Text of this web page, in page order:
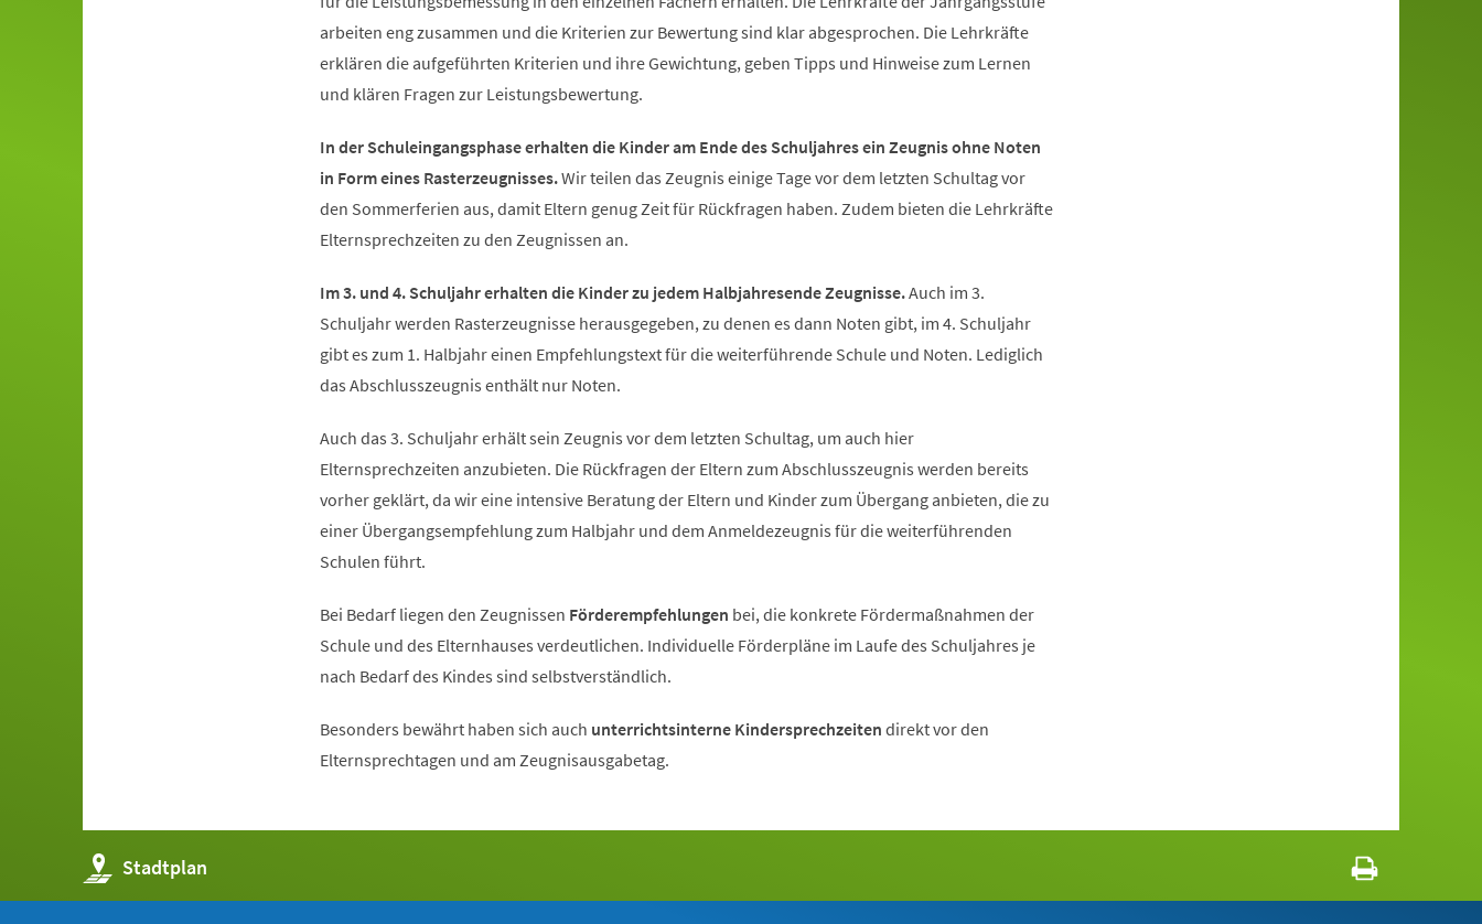
arbeiten eng zusammen und die Kriterien zur Bewertung sind klar abgesprochen. Die Lehrkräfte
erklären die aufgeführten Kriterien und ihre Gewichtung, geben Tipps und Hinweise zum Lernen
und klären Fragen zur Leistungsbewertung.
In der Schuleingangsphase erhalten die Kinder am Ende des Schuljahres ein Zeugnis ohne Noten
in Form eines Rasterzeugnisses.Wir teilen das Zeugnis einige Tage vor dem letzten Schultag vor
den Sommerferien aus, damit Eltern genug Zeit für Rückfragen haben. Zudem bieten die Lehrkräfte
Elternsprechzeiten zu den Zeugnissen an.
Im 3. und 4. Schuljahr erhalten die Kinder zu jedem Halbjahresende Zeugnisse.Auch im 3.
Schuljahr werden Rasterzeugnisse herausgegeben, zu denen es dann Noten gibt, im 4. Schuljahr
gibt es zum 1. Halbjahr einen Empfehlungstext für die weiterführende Schule und Noten. Lediglich
das Abschlusszeugnis enthält nur Noten.
Auch das 3. Schuljahr erhält sein Zeugnis vor dem letzten Schultag, um auch hier
Elternsprechzeiten anzubieten. Die Rückfragen der Eltern zum Abschlusszeugnis werden bereits
vorher geklärt, da wir eine intensive Beratung der Eltern und Kinder zum Übergang anbieten, die zu
einer Übergangsempfehlung zum Halbjahr und dem Anmeldezeugnis für die weiterführenden
Schulen führt.
Bei Bedarf liegen den Zeugnissen Förderempfehlungen bei, die konkrete Fördermaßnahmen der
Schule und des Elternhauses verdeutlichen. Individuelle Förderpläne im Laufe des Schuljahres je
nach Bedarf des Kindes sind selbstverständlich.
Besonders bewährt haben sich auch unterrichtsinterne Kindersprechzeiten direkt vor den
Elternsprechtagen und am Zeugnisausgabetag.
Stadtplan
(Öffnet
in
einem